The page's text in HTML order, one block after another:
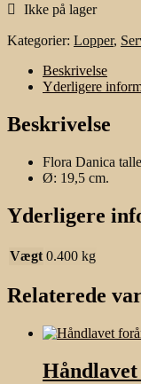
Ikke på lager
Kategorier: Lopper,
Beskrivelse
Yderligere
Beskrivelse
Flora Danica
Ø: 19,5 cm.
Yderligere
Vægt 0.400 kg
Relaterede